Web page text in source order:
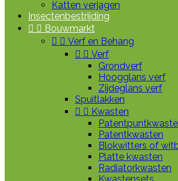
Katten verjagen
Insectenbestrijding
  Bouwmarkt
  Verf en Behang
  Verf
Grondverf
Hoogglans verf
Zijdeglans verf
Spuitlakken
  Kwasten
Patentkwasten
Blokwitters of
Platte kwasten
Radiatorkwasten